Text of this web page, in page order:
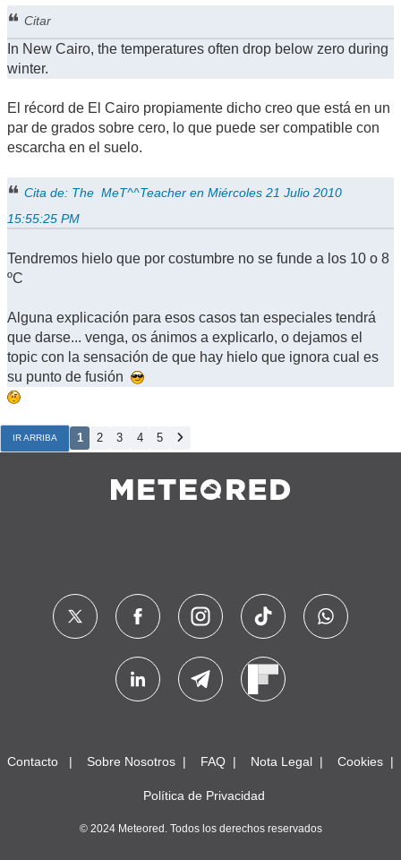
Citar
In New Cairo, the temperatures often drop below zero during
winter.
El récord de El Cairo propiamente dicho creo que está en un
par de grados sobre cero, lo que puede ser compatible con
escarcha en el suelo.
Cita de: The MeT^^Teacher en Miércoles 21 Julio 2010
15:55:25 PM
Tendremos hielo que por costumbre no se funde a los 10 o 8
ºC
Alguna explicación para esos casos tan especiales tendrá
que darse... venga, os ánimos a explicarlo, o dejamos el
topic con la sensación de que hay hielo que ignora cual es
su punto de fusión
IR ARRIBA 1 2 3 4 5
Contacto Sobre Nosotros FAQ Nota Legal Cookies
Política de Privacidad
© 2024 Meteored. Todos los derechos reservados